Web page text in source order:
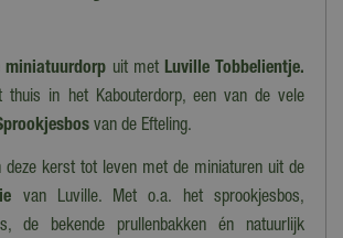
miniatuurdorp uit met Luville Tobbelientje.
thuis in het Kabouterdorp, een van de vele
van de Efteling.
deze kerst tot leven met de miniaturen uit de
van Luville. Met o.a. het sprookjesbos,
de bekende prullenbakken én natuurlijk